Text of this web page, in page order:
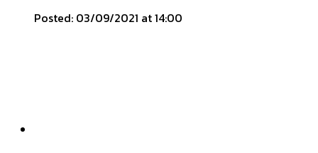
Posted: 03/09/2021 at 14:00